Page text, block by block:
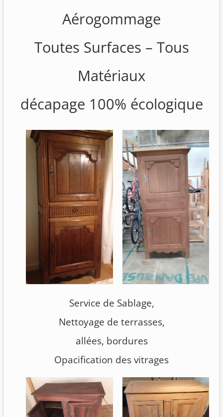
Aérogommage
Toutes Surfaces – Tous
Matériaux
décapage 100% écologique
Service de Sablage,
Nettoyage de terrasses,
allées, bordures
Opacification des vitrages